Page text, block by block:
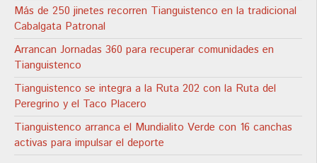
Más de 250 jinetes recorren Tianguistenco en la tradicional
Cabalgata Patronal
Arrancan Jornadas 360 para recuperar comunidades en
Tianguistenco
Tianguistenco se integra a la Ruta 202 con la Ruta del
Peregrino y el Taco Placero
Tianguistenco arranca el Mundialito Verde con 16 canchas
activas para impulsar el deporte